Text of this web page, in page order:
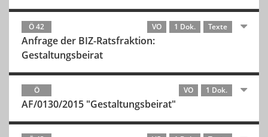
Ö 42 VO 1 Dok. Texte
Anfrage der BIZ-Ratsfraktion:
Gestaltungsbeirat
Ö VO 1 Dok.
AF/0130/2015 "Gestaltungsbeirat"